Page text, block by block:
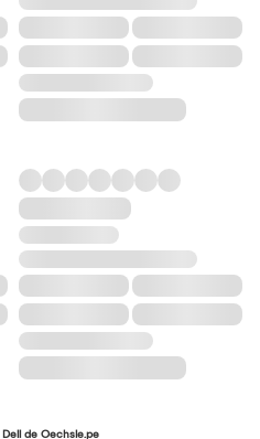
de Oechsle.pe